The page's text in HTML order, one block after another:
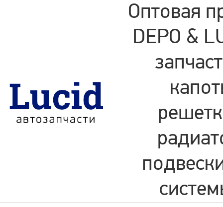
Оптовая
DEPO &